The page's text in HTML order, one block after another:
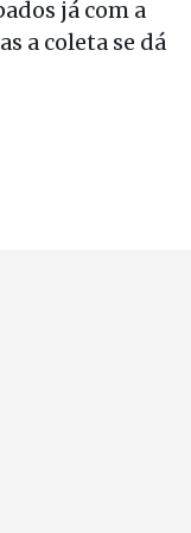
já com a
a coleta se dá